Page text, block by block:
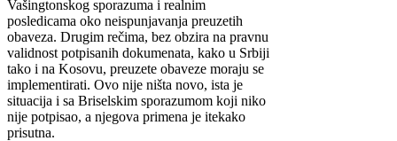
Vašingtonskog sporazuma i realnim
posledicama oko neispunjavanja preuzetih
obaveza. Drugim rečima, bez obzira na pravnu
validnost potpisanih dokumenata, kako u Srbiji
tako i na Kosovu, preuzete obaveze moraju se
implementirati. Ovo nije ništa novo, ista je
situacija i sa Briselskim sporazumom koji niko
nije potpisao, a njegova primena je itekako
prisutna.